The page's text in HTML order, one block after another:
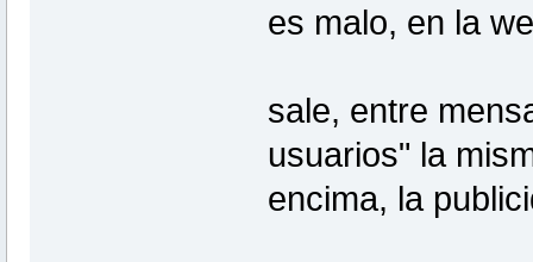
es malo, en la
sale, entre
usuarios" la
encima, la